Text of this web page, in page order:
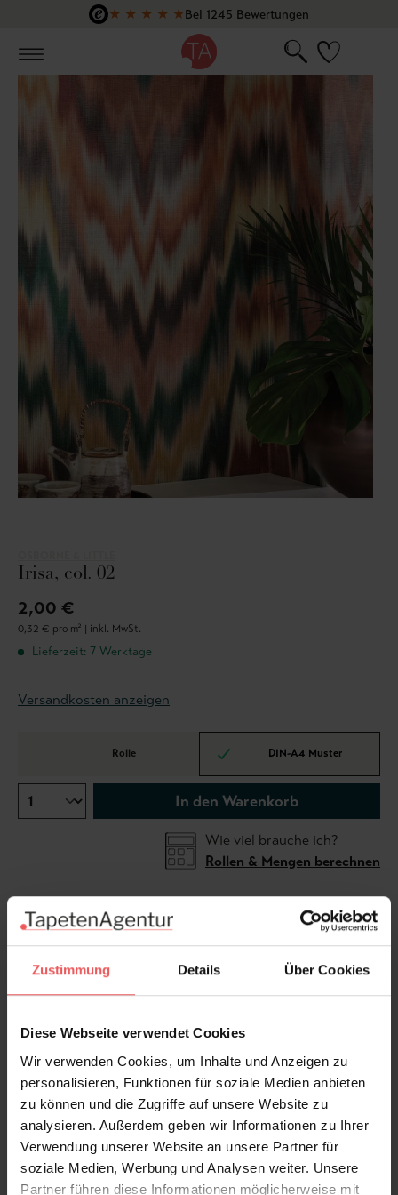
Zustimmung Details Über Cookies
Diese Webseite verwendet Cookies
Wir verwenden Cookies, um Inhalte und Anzeigen zu
personalisieren, Funktionen für soziale Medien anbieten
zu können und die Zugriffe auf unsere Website zu
analysieren. Außerdem geben wir Informationen zu Ihrer
Verwendung unserer Website an unsere Partner für
soziale Medien, Werbung und Analysen weiter. Unsere
Partner führen diese Informationen möglicherweise mit
Zum Hauptinhalt springen
★ ★ ★ ★ ★Bei 1245 Bewertungen
Irisa, col. 02
2,00 €
0,32 € pro m² | inkl. MwSt.
Lieferzeit: 7 Werktage
Versandkosten anzeigen
Rolle DIN-A4 Muster
In den Warenkorb
Wie viel brauche ich?
Rollen & Mengen berechnen
traditionellen Färbetechnik aus verschiedenen
Kulturen weltweit, darunter Asien, Afrika und
gebundene und gefärbte Garne aus, die vor dem
charakteristische Merkmal des Ikat-Designs sind die
unscharfen, x-verlaufenden Konturen und die leicht
verschobenen Farbe.
Produktdetails